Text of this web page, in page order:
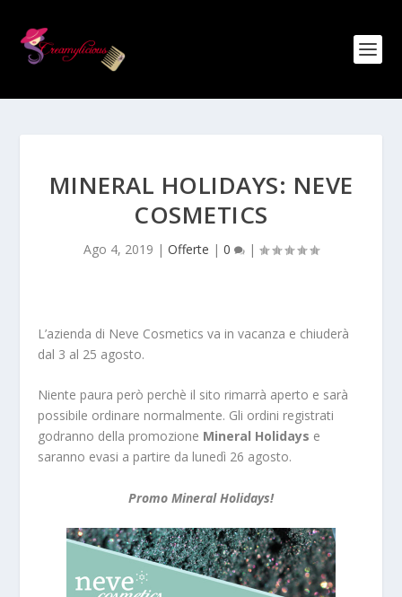
MINERAL HOLIDAYS: NEVE
COSMETICS
Ago 4, 2019 | Offerte | 0 |
L’azienda di Neve Cosmetics va in vacanza e chiuderà
dal 3 al 25 agosto.
Niente paura però perchè il sito rimarrà aperto e sarà
possibile ordinare normalmente. Gli ordini registrati
godranno della promozione Mineral Holidays e
saranno evasi a partire da lunedì 26 agosto.
Promo Mineral Holidays!